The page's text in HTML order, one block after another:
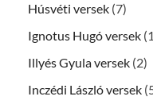
Húsvéti versek (7)
Ignotus Hugó versek
Illyés Gyula versek (2)
Inczédi László versek